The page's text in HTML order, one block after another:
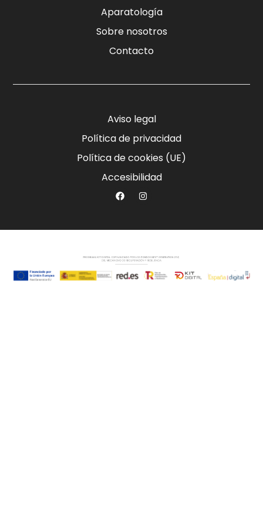
Aparatología
Sobre nosotros
Contacto
Aviso legal
Política de privacidad
Política de cookies (UE)
Accesibilidad